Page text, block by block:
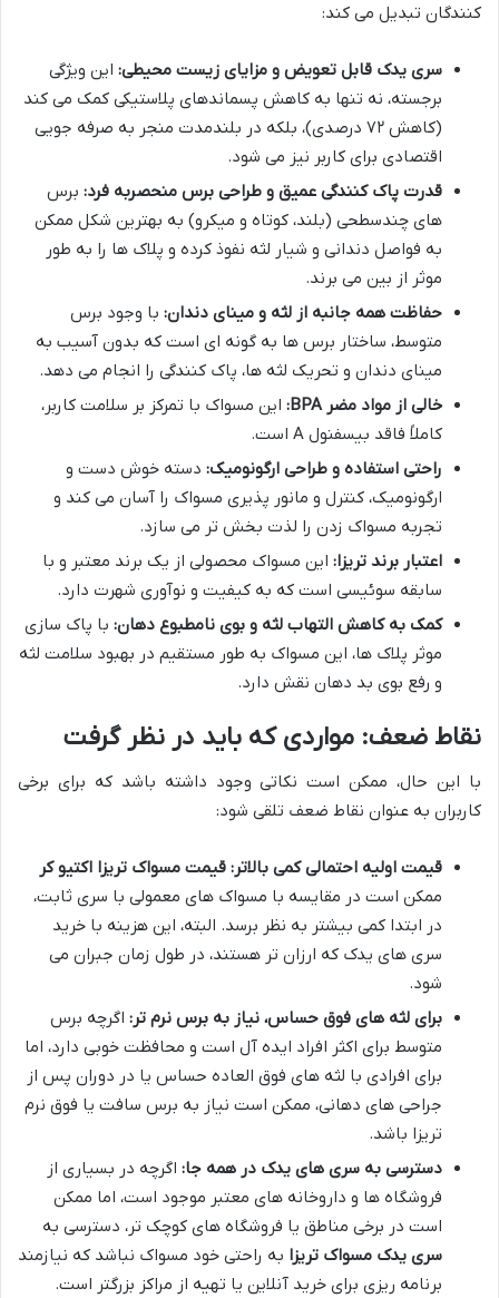
کنندگان تبدیل می کند:
سری یدک قابل تعویض و مزایای زیست محیطی: این ویژگی
برجسته، نه تنها به کاهش پسماندهای پلاستیکی کمک می کند
(کاهش ۷۲ درصدی)، بلکه در بلندمدت منجر به صرفه جویی
اقتصادی برای کاربر نیز می شود.
قدرت پاک کنندگی عمیق و طراحی برس منحصربه فرد: برس
های چندسطحی (بلند، کوتاه و میکرو) به بهترین شکل ممکن
به فواصل دندانی و شیار لثه نفوذ کرده و پلاک ها را به طور
موثر از بین می برند.
حفاظت همه جانبه از لثه و مینای دندان: با وجود برس
متوسط، ساختار برس ها به گونه ای است که بدون آسیب به
مینای دندان و تحریک لثه ها، پاک کنندگی را انجام می دهد.
خالی از مواد مضر BPA:
این مسواک با تمرکز بر سلامت کاربر،
کاملاً فاقد بیسفنول A است.
راحتی استفاده و طراحی ارگونومیک: دسته خوش دست و
ارگونومیک، کنترل و مانور پذیری مسواک را آسان می کند و
تجربه مسواک زدن را لذت بخش تر می سازد.
اعتبار برند تریزا: این مسواک محصولی از یک برند معتبر و با
سابقه سوئیسی است که به کیفیت و نوآوری شهرت دارد.
کمک به کاهش التهاب لثه و بوی نامطبوع دهان: با پاک سازی
موثر پلاک ها، این مسواک به طور مستقیم در بهبود سلامت لثه
و رفع بوی بد دهان نقش دارد.
نقاط ضعف: مواردی که باید در نظر گرفت
با این حال، ممکن است نکاتی وجود داشته باشد که برای برخی
کاربران به عنوان نقاط ضعف تلقی شود:
قیمت اولیه احتمالی کمی بالاتر: قیمت مسواک تریزا اکتیو کر
ممکن است در مقایسه با مسواک های معمولی با سری ثابت،
در ابتدا کمی بیشتر به نظر برسد. البته، این هزینه با خرید
سری های یدک که ارزان تر هستند، در طول زمان جبران می
شود.
برای لثه های فوق حساس، نیاز به برس نرم تر: اگرچه برس
متوسط برای اکثر افراد ایده آل است و محافظت خوبی دارد، اما
برای افرادی با لثه های فوق العاده حساس یا در دوران پس از
جراحی های دهانی، ممکن است نیاز به برس سافت یا فوق نرم
تریزا باشد.
دسترسی به سری های یدک در همه جا: اگرچه در بسیاری از
فروشگاه ها و داروخانه های معتبر موجود است، اما ممکن
است در برخی مناطق یا فروشگاه های کوچک تر، دسترسی به
سری یدک مسواک تریزا به راحتی خود مسواک نباشد که نیازمند
برنامه ریزی برای خرید آنلاین یا تهیه از مراکز بزرگتر است.